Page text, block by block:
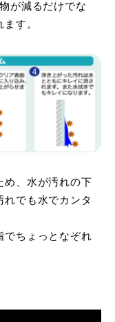
が減るだけでな
す。
め、水が汚れの下
れでも水でカンタ
でちょっとなぞれ